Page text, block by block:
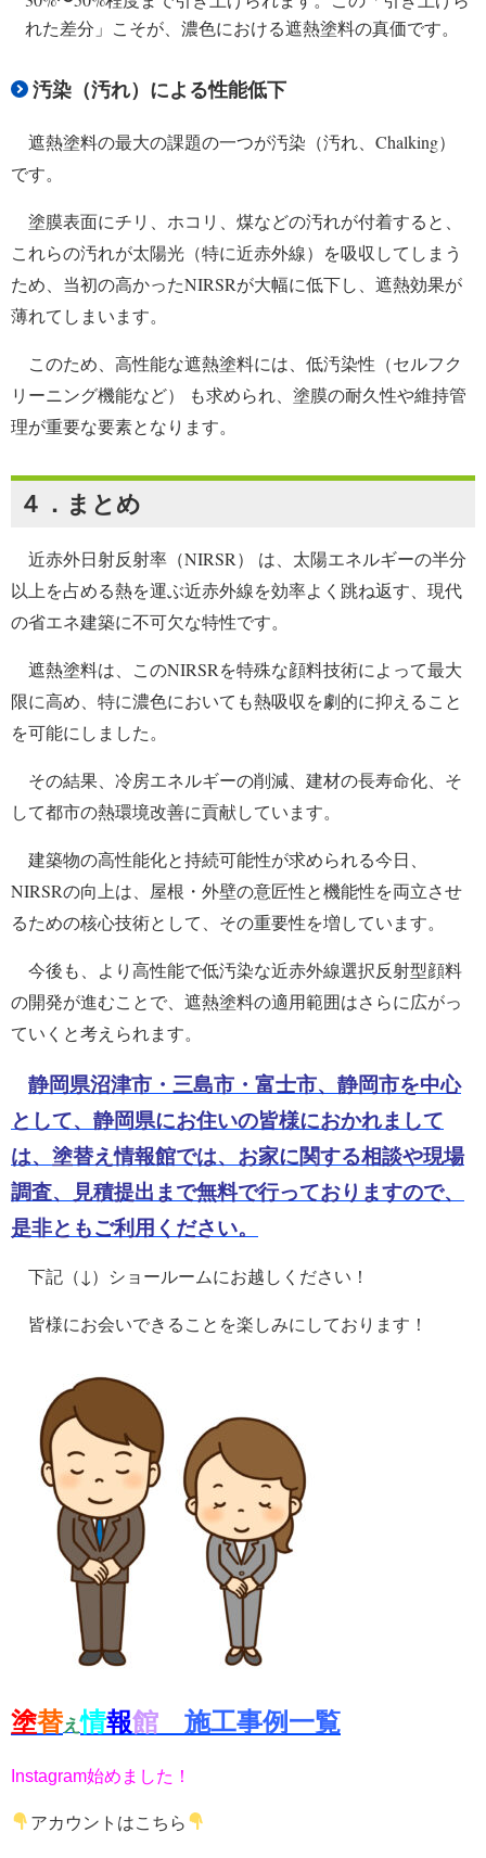
れた差分」こそが、濃色における遮熱塗料の真価です。
汚染（汚れ）による性能低下
遮熱塗料の最大の課題の一つが汚染（汚れ、Chalking）
です。
塗膜表面にチリ、ホコリ、煤などの汚れが付着すると、
これらの汚れが太陽光（特に近赤外線）を吸収してしまう
ため、当初の高かったNIRSRが大幅に低下し、遮熱効果が
薄れてしまいます。
このため、高性能な遮熱塗料には、低汚染性（セルフク
リーニング機能など） も求められ、塗膜の耐久性や維持管
理が重要な要素となります。
４．まとめ
近赤外日射反射率（NIRSR） は、太陽エネルギーの半分
以上を占める熱を運ぶ近赤外線を効率よく跳ね返す、現代
の省エネ建築に不可欠な特性です。
遮熱塗料は、このNIRSRを特殊な顔料技術によって最大
限に高め、特に濃色においても熱吸収を劇的に抑えること
を可能にしました。
その結果、冷房エネルギーの削減、建材の長寿命化、そ
して都市の熱環境改善に貢献しています。
建築物の高性能化と持続可能性が求められる今日、
NIRSRの向上は、屋根・外壁の意匠性と機能性を両立させ
るための核心技術として、その重要性を増しています。
今後も、より高性能で低汚染な近赤外線選択反射型顔料
の開発が進むことで、遮熱塗料の適用範囲はさらに広がっ
ていくと考えられます。
静岡県沼津市・三島市・富士市、静岡市を中心
として、静岡県にお住いの皆様におかれまして
は、塗替え情報館では、お家に関する相談や現場
調査、見積提出まで無料で行っておりますので、
是非ともご利用ください。
下記（↓）ショールームにお越しください！
皆様にお会いできることを楽しみにしております！
塗替え情報館 施工事例一覧
Instagram始めました！
アカウントはこちら